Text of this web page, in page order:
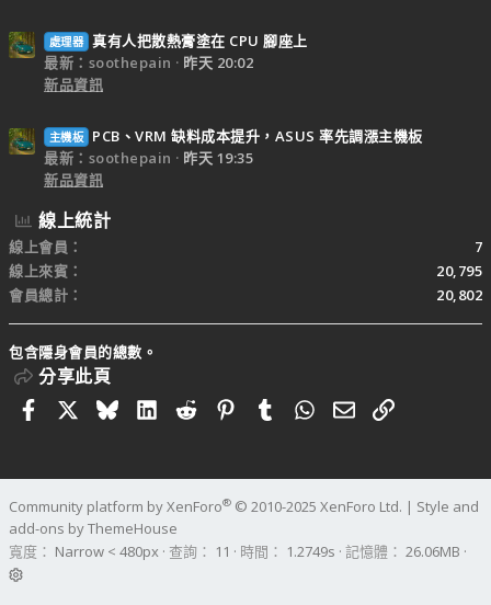
處理器 真有人把散熱膏塗在 CPU 腳座上
最新：soothepain
昨天 20:02
新品資訊
主機板
PCB、VRM 缺料成本提升，ASUS 率先調漲主機板
最新：soothepain
昨天 19:35
新品資訊
線上統計
線上會員
7
線上來賓
20,795
會員總計
20,802
包含隱身會員的總數。
分享此頁
FacebookBlueskyLinkedIn
RedditPinterestTumblrWhatsApp
電子郵件
連結
Community platform by XenForo® © 2010-2025 XenForo Ltd. | Style and
add-ons by ThemeHouse
寬度
查詢 11 時間 1.2749s 記憶體 26.06MB